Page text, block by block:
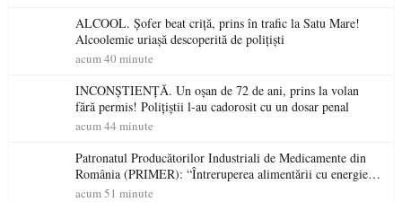
ALCOOL. Șofer beat criță, prins în trafic la Satu Mare!
Alcoolemie uriașă descoperită de polițiști
acum 40 minute
INCONȘTIENȚĂ. Un oșan de 72 de ani, prins la volan
fără permis! Polițiștii l-au cadorosit cu un dosar penal
acum 44 minute
Patronatul Producătorilor Industriali de Medicamente din
România (PRIMER): “Întreruperea alimentării cu energie
electrică a fabricilor de medicamente va pune în pericol
acum 51 minute